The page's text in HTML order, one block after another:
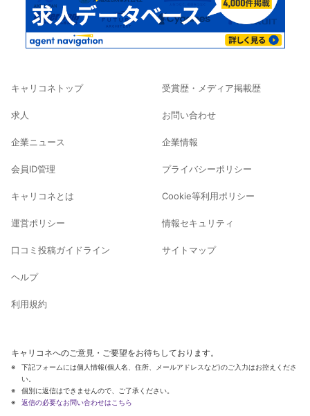
キャリコネトップ
求人
企業ニュース
会員ID管理
キャリコネとは
運営ポリシー
口コミ投稿ガイドライン
ヘルプ
利用規約
受賞歴・メディア掲載歴
お問い合わせ
企業情報
プライバシーポリシー
Cookie等利用ポリシー
情報セキュリティ
サイトマップ
キャリコネへのご意見・ご要望をお待ちしております。
下記フォームには個人情報(個人名、住所、メールアドレスなど)のご入力はお控えくださ
い。
個別に返信はできませんので、ご了承ください。
返信の必要なお問い合わせはこちら